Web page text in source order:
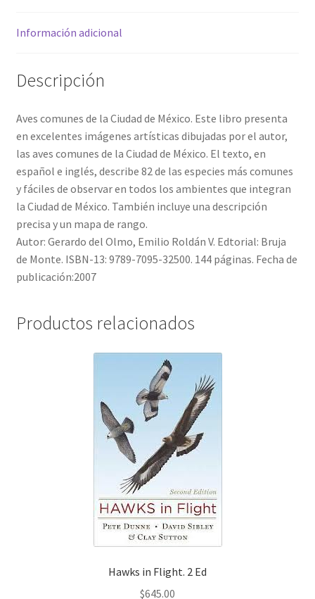
Información adicional
Descripción
Aves comunes de la Ciudad de México. Este libro presenta
en excelentes imágenes artísticas dibujadas por el autor,
las aves comunes de la Ciudad de México. El texto, en
español e inglés, describe 82 de las especies más comunes
y fáciles de observar en todos los ambientes que integran
la Ciudad de México. También incluye una descripción
precisa y un mapa de rango.
Autor: Gerardo del Olmo, Emilio Roldán V. Edtorial: Bruja
de Monte. ISBN-13: 9789-7095-32500. 144 páginas. Fecha de
publicación:2007
Productos relacionados
Hawks in Flight. 2 Ed
$645.00